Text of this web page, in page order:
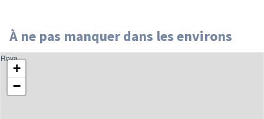
À ne pas manquer dans les environs
+
−
Roya